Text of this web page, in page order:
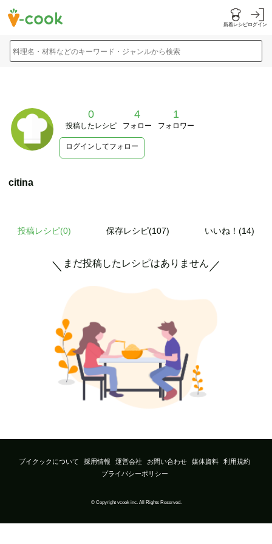
新着レシピログイン
料理名・材料などのキーワード・ジャンルから検索
0
投稿したレシピ
4
フォロー
1
フォロワー
ログインしてフォロー
citina
投稿レシピ(0) 保存レシピ(107) いいね！(14)
＼ まだ投稿したレシピはありません ／
ブイクックについて 採用情報 運営会社 お問い合わせ 媒体資料
利用規約
プライバシーポリシー
© Copyright vcook inc. All Rights Reserved.